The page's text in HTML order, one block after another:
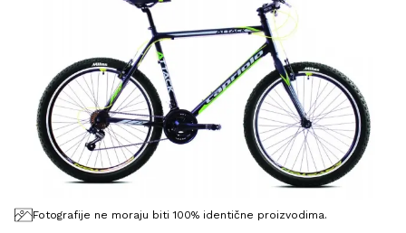
Fotografije ne moraju biti 100% identične proizvodima.